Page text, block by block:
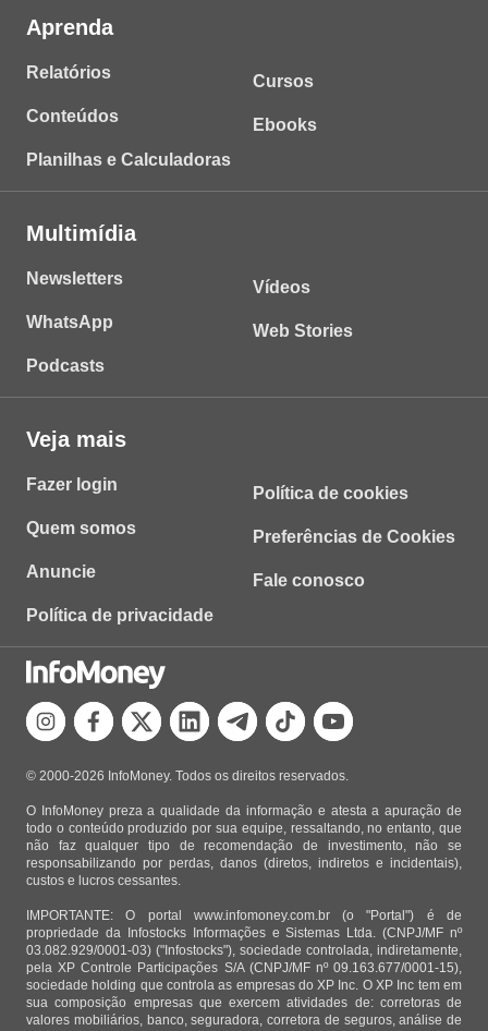
Aprenda
Relatórios
Conteúdos
Planilhas e Calculadoras
Cursos
Ebooks
Multimídia
Newsletters
WhatsApp
Podcasts
Vídeos
Web Stories
Veja mais
Fazer login
Quem somos
Anuncie
Política de privacidade
Política de cookies
Preferências de Cookies
Fale conosco
© 2000-2026 InfoMoney. Todos os direitos reservados.
O InfoMoney preza a qualidade da informação e atesta a apuração de
todo o conteúdo produzido por sua equipe, ressaltando, no entanto, que
não faz qualquer tipo de recomendação de investimento, não se
responsabilizando por perdas, danos (diretos, indiretos e incidentais),
custos e lucros cessantes.
IMPORTANTE: O portal www.infomoney.com.br (o "Portal") é de
propriedade da Infostocks Informações e Sistemas Ltda. (CNPJ/MF nº
03.082.929/0001-03) ("Infostocks"), sociedade controlada, indiretamente,
pela XP Controle Participações S/A (CNPJ/MF nº 09.163.677/0001-15),
sociedade holding que controla as empresas do XP Inc. O XP Inc tem em
sua composição empresas que exercem atividades de: corretoras de
valores mobiliários, banco, seguradora, corretora de seguros, análise de